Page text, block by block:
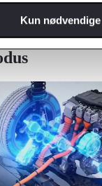
Kun nødvendige